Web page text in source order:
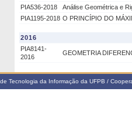
PIA536-2018
Análise Geométrica e
PIA1195-2018 O PRINCÍPIO DO
2016
PIA8141-
2016
GEOMETRIA
Tecnologia da Informação da UFPB /